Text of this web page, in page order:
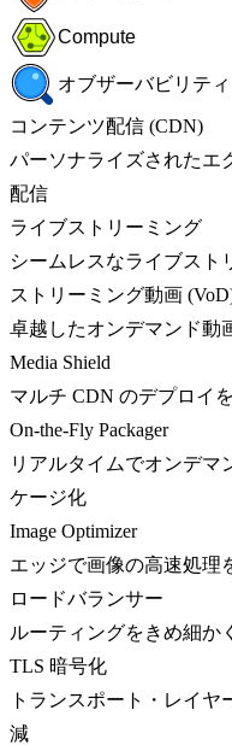
Compute
オブザーバビリティ
コンテンツ配信 (CDN)
パーソナライズされたエ
配信
ライブストリーミング
シームレスなライブスト
ストリーミング動画
卓越したオンデマンド動
Media Shield
マルチ CDN のデプロイ
On-the-Fly Packager
リアルタイムでオンデマ
ケージ化
Image Optimizer
エッジで画像の高速処理
ロードバランサー
ルーティングをきめ細か
TLS 暗号化
トランスポート・レイ
減